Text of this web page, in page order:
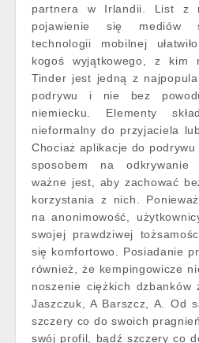
partnera w Irlandii. List z
pojawienie się mediów
technologii mobilnej
kogoś wyjątkowego, z kim
Tinder jest jedną z
podrywu i nie bez
niemiecku. Elementy
nieformalny do przyjaciela
Chociaż aplikacje do podrywu
sposobem na odkrywanie
ważne jest, aby zachować
korzystania z nich.
na anonimowość,
swojej prawdziwej
się komfortowo. Posiadanie
również, że kempingowicze
noszenie ciężkich dzbanków
Jaszczuk, A Barszcz, A. Od
szczery co do swoich
swój profil, bądź szczery co